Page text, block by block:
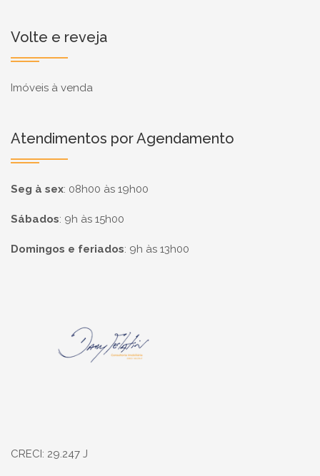
Volte e reveja
Imóveis à venda
Atendimentos por Agendamento
Seg à sex: 08h00 às 19h00
Sábados: 9h às 15h00
Domingos e feriados: 9h às 13h00
CRECI: 29.247 J